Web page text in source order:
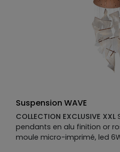
Suspension WAVE
COLLECTION EXCLUSIVE XXL
pendants en alu finition or
moule micro-imprimé, led 6W